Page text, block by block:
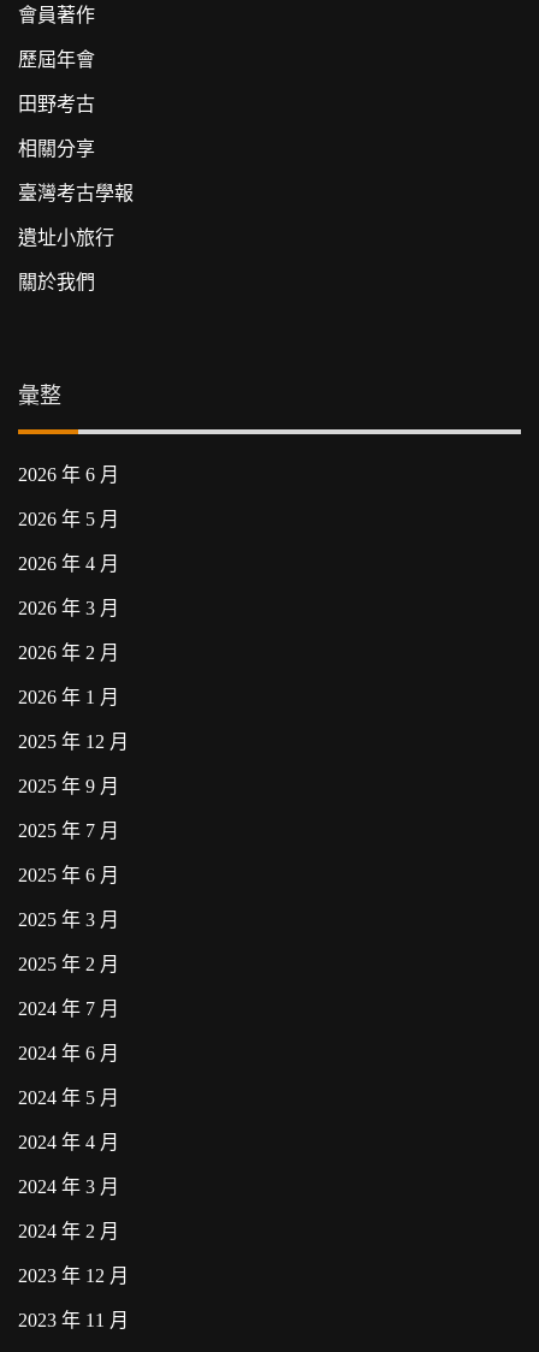
會員著作
歷屆年會
田野考古
相關分享
臺灣考古學報
遺址小旅行
關於我們
彙整
2026 年 6 月
2026 年 5 月
2026 年 4 月
2026 年 3 月
2026 年 2 月
2026 年 1 月
2025 年 12 月
2025 年 9 月
2025 年 7 月
2025 年 6 月
2025 年 3 月
2025 年 2 月
2024 年 7 月
2024 年 6 月
2024 年 5 月
2024 年 4 月
2024 年 3 月
2024 年 2 月
2023 年 12 月
2023 年 11 月